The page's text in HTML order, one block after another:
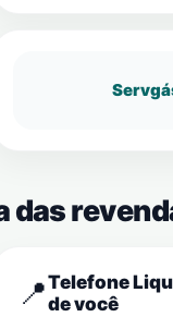
das
📍Telefone
de você